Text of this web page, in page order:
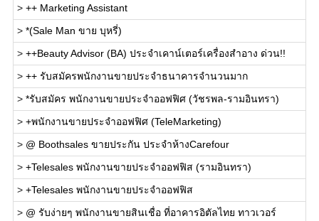
> ++ Marketing Assistant
> *(Sale Man ขาย บุหรี่)
> ++Beauty Advisor (BA) ประจำเคาน์เตอร์เครื่องสำอาง ด่วน!!
> ++ รับสมัครพนักงานขายประจำธนาคารจำนวนมาก
> *รับสมัคร พนักงานขายประจำออฟฟิศ (วัชรพล-รามอินทรา)
> +พนักงานขายประจำออฟฟิศ (TeleMarketing)
> @ Boothsales ขายประกัน ประจำห้างCarefour
> +Telesales พนักงานขายประจำออฟฟิส (รามอินทรา)
> +Telesales พนักงานขายประจำออฟฟิส
> @ รับง่ายๆ พนักงานขายสินเชื่อ ที่อาคารอิตัลไทย ทาวเวอร์